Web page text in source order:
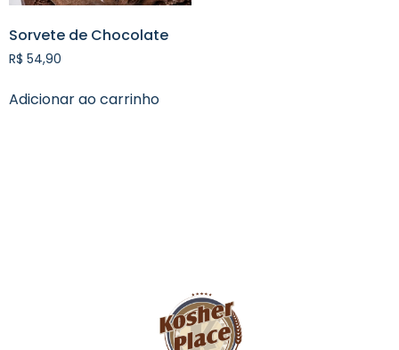
Sorvete de Chocolate
R$ 54,90
Adicionar ao carrinho